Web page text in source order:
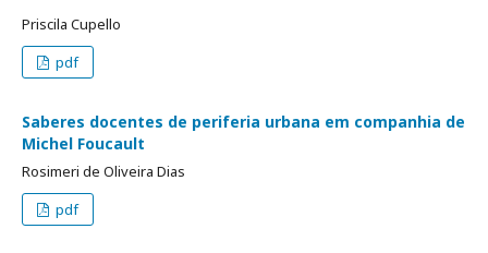
Priscila Cupello
pdf
Saberes docentes de periferia urbana em companhia de
Michel Foucault
Rosimeri de Oliveira Dias
pdf